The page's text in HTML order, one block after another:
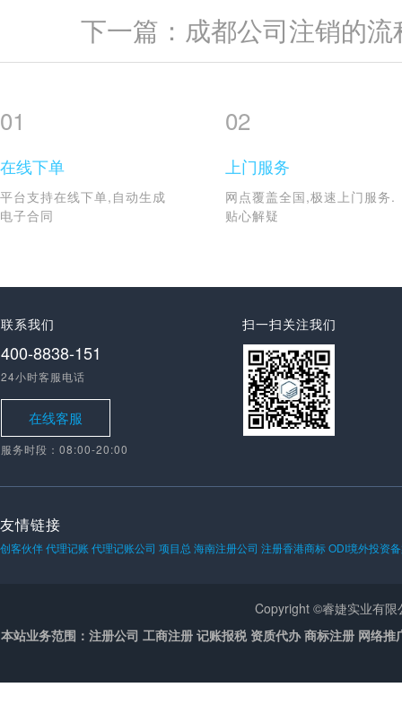
下一篇：成都公司注销的
01
在线下单
平台支持在线下单,自动生成
电子合同
02
上门服务
网点覆盖全国,极速上门服务.
贴心解疑
联系我们
400-8838-151
24小时客服电话
在线客服
服务时段：08:00-20:00
扫一扫关注我们
友情链接
创客伙伴代理记账 代理记账公司 项目总 海南注册公司 注册香港商标ODI境外投资
Copyright ©睿婕实业有
本站业务范围：注册公司 工商注册 记账报税 资质代办 商标注册 网络